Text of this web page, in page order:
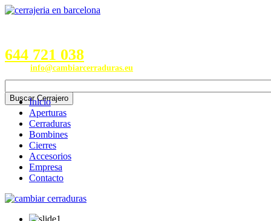
644 721 038
info@cambiarcerraduras.eu
Inicio
Aperturas
Cerraduras
Bombines
Cierres
Accesorios
Empresa
Contacto